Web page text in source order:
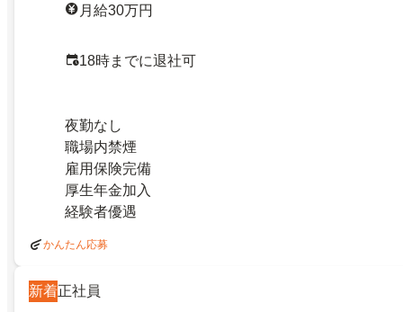
月給30万円
18時までに退社可
夜勤なし
職場内禁煙
雇用保険完備
厚生年金加入
経験者優遇
かんたん応募
新着正社員